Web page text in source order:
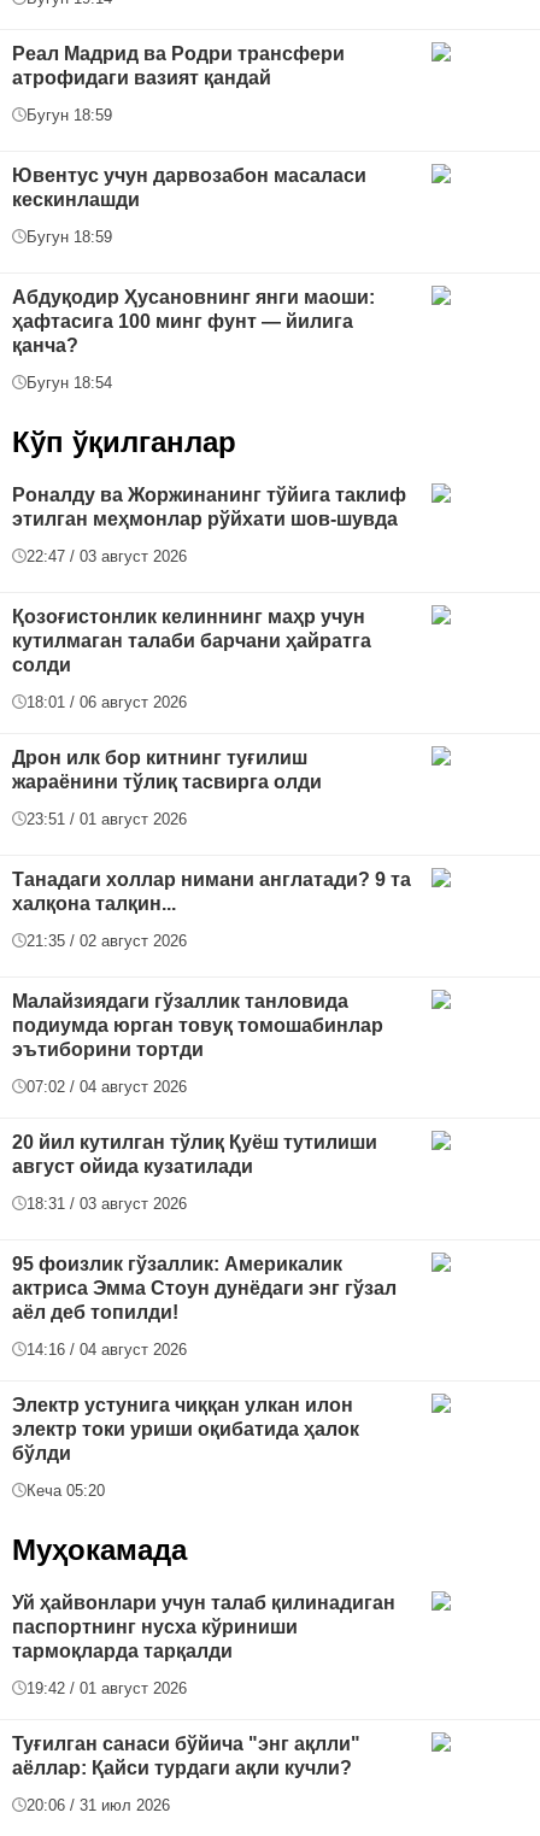
Реал Мадрид ва Родри трансфери
атрофидаги вазият қандай
Бугун 18:59
Ювентус учун дарвозабон масаласи
кескинлашди
Бугун 18:59
Абдуқодир Ҳусановнинг янги маоши:
ҳафтасига 100 минг фунт — йилига
қанча?
Бугун 18:54
Кўп ўқилганлар
Роналду ва Жоржинанинг тўйига таклиф
этилган меҳмонлар рўйхати шов-шувда
22:47 / 03 август 2026
Қозоғистонлик келиннинг маҳр учун
кутилмаган талаби барчани ҳайратга
солди
18:01 / 06 август 2026
Дрон илк бор китнинг туғилиш
жараёнини тўлиқ тасвирга олди
23:51 / 01 август 2026
Танадаги холлар нимани англатади? 9 та
халқона талқин...
21:35 / 02 август 2026
Малайзиядаги гўзаллик танловида
подиумда юрган товуқ томошабинлар
эътиборини тортди
07:02 / 04 август 2026
20 йил кутилган тўлиқ Қуёш тутилиши
август ойида кузатилади
18:31 / 03 август 2026
95 фоизлик гўзаллик: Америкалик
актриса Эмма Стоун дунёдаги энг гўзал
аёл деб топилди!
14:16 / 04 август 2026
Электр устунига чиққан улкан илон
электр токи уриши оқибатида ҳалок
бўлди
Кеча 05:20
Муҳокамада
Уй ҳайвонлари учун талаб қилинадиган
паспортнинг нусха кўриниши
тармоқларда тарқалди
19:42 / 01 август 2026
Туғилган санаси бўйича "энг ақлли"
аёллар: Қайси турдаги ақли кучли?
20:06 / 31 июл 2026